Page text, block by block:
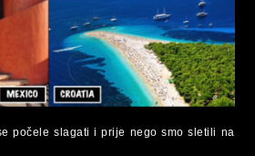
počele slagati i prije nego smo sletili na